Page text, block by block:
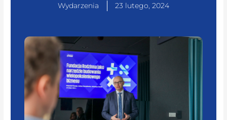
Wydarzenia 23 lutego, 2024